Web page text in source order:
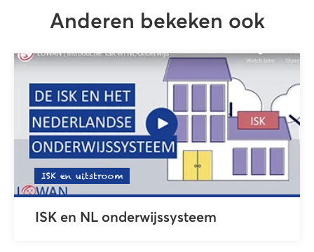
Anderen bekeken ook
ISK en uitstroom
ISK en NL onderwijssysteem